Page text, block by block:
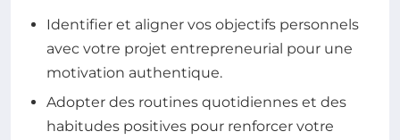
Identifier et aligner vos objectifs personnels
avec votre projet entrepreneurial pour une
motivation authentique.
Adopter des routines quotidiennes et des
habitudes positives pour renforcer votre